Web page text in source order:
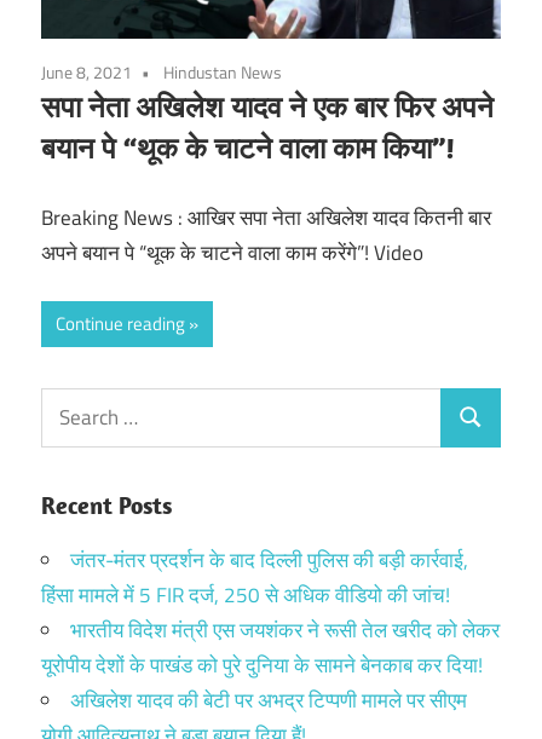
June 8, 2021 Hindustan News
सपा नेता अखिलेश यादव ने एक बार फिर अपने
बयान पे “थूक के चाटने वाला काम किया”!
Breaking News : आखिर सपा नेता अखिलेश यादव कितनी बार
अपने बयान पे “थूक के चाटने वाला काम करेंगे”! Video
Continue reading
Search
for:
Search
Recent Posts
जंतर-मंतर प्रदर्शन के बाद दिल्ली पुलिस की बड़ी कार्रवाई,
हिंसा मामले में 5 FIR दर्ज, 250 से अधिक वीडियो की जांच!
भारतीय विदेश मंत्री एस जयशंकर ने रूसी तेल खरीद को लेकर
यूरोपीय देशों के पाखंड को पुरे दुनिया के सामने बेनकाब कर दिया!
अखिलेश यादव की बेटी पर अभद्र टिप्पणी मामले पर सीएम